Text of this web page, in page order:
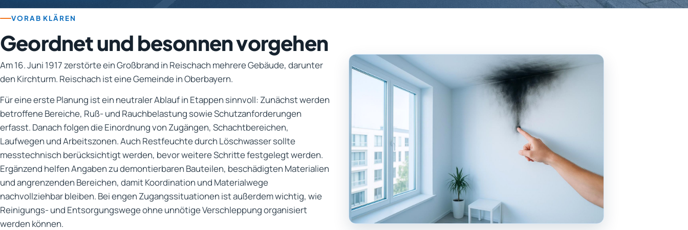
VORAB KLÄREN
Geordnet und besonnen vorgehen
Am 16. Juni 1917 zerstörte ein Großbrand in Reischach mehrere Gebäude, darunter
den Kirchturm. Reischach ist eine Gemeinde in Oberbayern.
Für eine erste Planung ist ein neutraler Ablauf in Etappen sinnvoll: Zunächst werden
betroffene Bereiche, Ruß- und Rauchbelastung sowie Schutzanforderungen
erfasst. Danach folgen die Einordnung von Zugängen, Schachtbereichen,
Laufwegen und Arbeitszonen. Auch Restfeuchte durch Löschwasser sollte
messtechnisch berücksichtigt werden, bevor weitere Schritte festgelegt werden.
Ergänzend helfen Angaben zu demontierbaren Bauteilen, beschädigten Materialien
und angrenzenden Bereichen, damit Koordination und Materialwege
nachvollziehbar bleiben. Bei engen Zugangssituationen ist außerdem wichtig, wie
Reinigungs- und Entsorgungswege ohne unnötige Verschleppung organisiert
werden können.